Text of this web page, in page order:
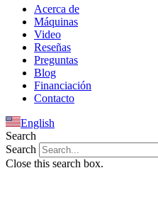
Acerca de
Máquinas
Video
Reseñas
Preguntas
Blog
Financiación
Contacto
English
Search
Search
Close this search box.